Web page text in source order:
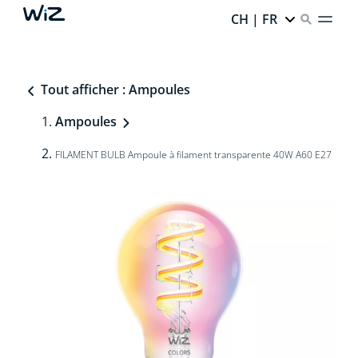
CH | FR
Tout afficher : Ampoules
Ampoules
FILAMENT BULB Ampoule à filament transparente 40W A60 E27